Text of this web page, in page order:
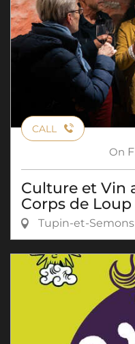
CALL
On
Culture et Vin
Corps de Loup
Tupin-et-Semons